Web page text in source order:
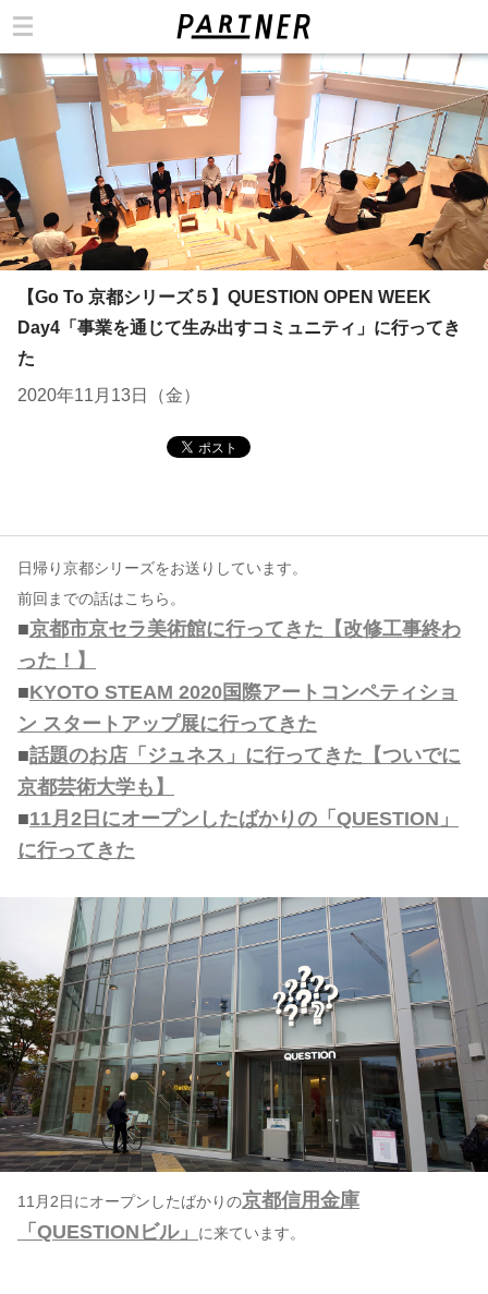
【Go To 京都シリーズ５】QUESTION OPEN WEEK
Day4「事業を通じて生み出すコミュニティ」に行ってき
た
2020年11月13日（金）
日帰り京都シリーズをお送りしています。
前回までの話はこちら。
■京都市京セラ美術館に行ってきた【改修工事終わ
った！】
■KYOTO STEAM 2020国際アートコンペティショ
ン スタートアップ展に行ってきた
■話題のお店「ジュネス」に行ってきた【ついでに
京都芸術大学も】
■11月2日にオープンしたばかりの「QUESTION」
に行ってきた
11月2日にオープンしたばかりの京都信用金庫
「QUESTIONビル」
に来ています。
カテゴリ
コンテンツ
このサイトについて
お問い合わせ